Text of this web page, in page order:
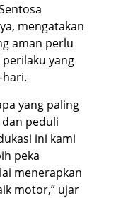
mengatakan
aman perlu
yang
yang paling
peduli
ini kami
peka
menerapkan
motor,” ujar